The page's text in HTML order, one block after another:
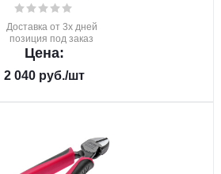
Доставка от 3х дней
позиция под заказ
Цена:
2 040руб./шт